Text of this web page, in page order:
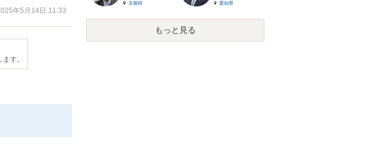
年5月14日 11:33
す。
京都府
愛知県
もっと見る